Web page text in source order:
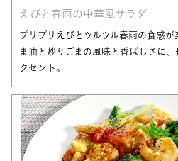
えびと春雨の中華風サラダ
プリプリえびとツルツル春雨の食感
ま油と炒りごまの風味と香ばしさに
クセント。